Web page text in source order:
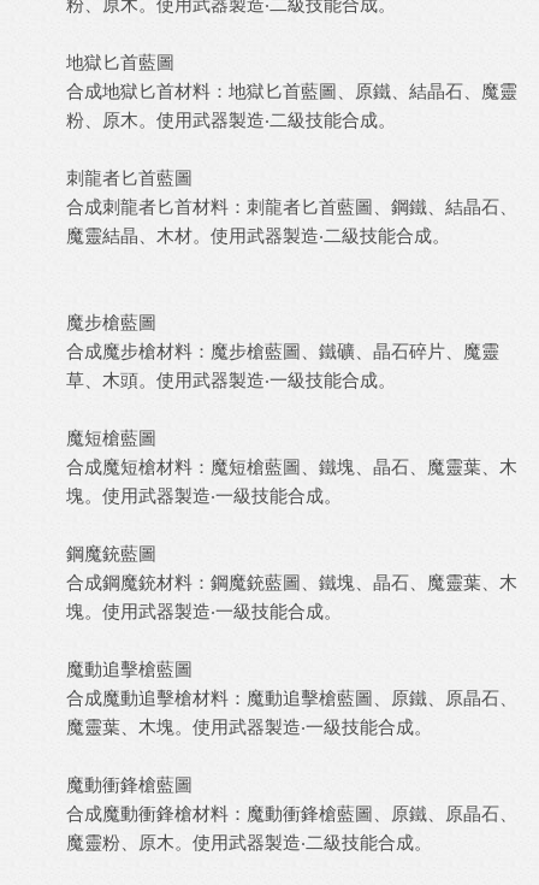
粉、原木。使用武器製造‧二級技能合成。
地獄匕首藍圖
合成地獄匕首材料：地獄匕首藍圖、原鐵、結晶石、魔靈
粉、原木。使用武器製造‧二級技能合成。
刺龍者匕首藍圖
合成刺龍者匕首材料：刺龍者匕首藍圖、鋼鐵、結晶石、
魔靈結晶、木材。使用武器製造‧二級技能合成。
魔步槍藍圖
合成魔步槍材料：魔步槍藍圖、鐵礦、晶石碎片、魔靈
草、木頭。使用武器製造‧一級技能合成。
魔短槍藍圖
合成魔短槍材料：魔短槍藍圖、鐵塊、晶石、魔靈葉、木
塊。使用武器製造‧一級技能合成。
鋼魔銃藍圖
合成鋼魔銃材料：鋼魔銃藍圖、鐵塊、晶石、魔靈葉、木
塊。使用武器製造‧一級技能合成。
魔動追擊槍藍圖
合成魔動追擊槍材料：魔動追擊槍藍圖、原鐵、原晶石、
魔靈葉、木塊。使用武器製造‧一級技能合成。
魔動衝鋒槍藍圖
合成魔動衝鋒槍材料：魔動衝鋒槍藍圖、原鐵、原晶石、
魔靈粉、原木。使用武器製造‧二級技能合成。